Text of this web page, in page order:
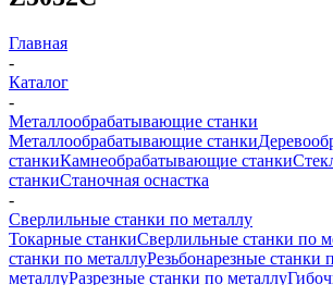
Главная
-
Каталог
-
Металлообрабатывающие станки
Металлообрабатывающие станки
станкиКамнеобрабатывающие станки
станкиСтаночная оснастка
-
Сверлильные станки по металлу
Токарные станкиСверлильные станки по
станки по металлуРезьбонарезные станки
металлуРазрезные станки по металлу